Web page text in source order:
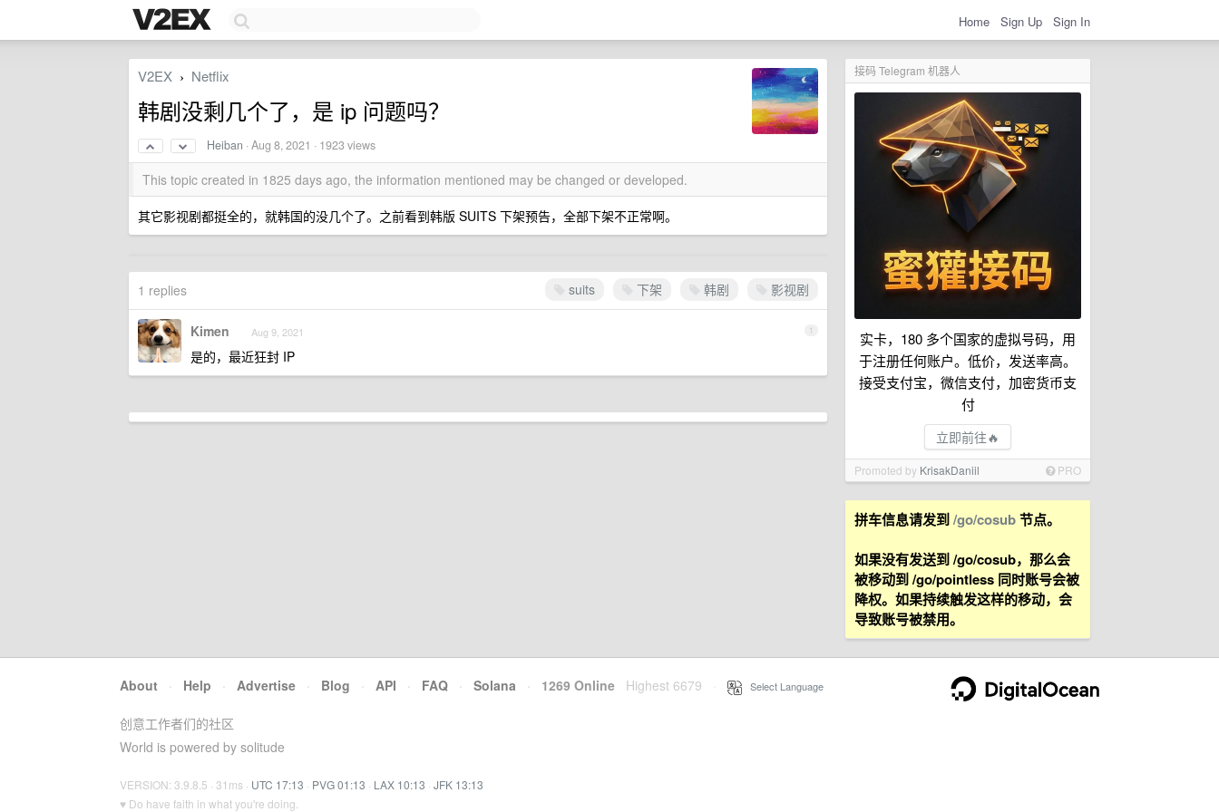
Home Sign Up Sign In
接码 Telegram 机器人
实卡，180 多个国家的虚拟号码，用
于注册任何账户。低价，发送率高。
接受支付宝，微信支付，加密货币支
付
立即前往🔥
Promoted by KrisakDaniil PRO
拼车信息请发到/go/cosub节点。
如果没有发送到 /go/cosub，那么会
被移动到 /go/pointless 同时账号会被
降权。如果持续触发这样的移动，会
导致账号被禁用。
V2EX › Netflix
韩剧没剩几个了，是 ip 问题吗？
Heiban ·Aug 8, 2021 · 1923 views
This topic created in 1825 days ago, the information mentioned may be changed or developed.
其它影视剧都挺全的，就韩国的没几个了。之前看到韩版 SUITS 下架预告，全部下架不正常啊。
suits 下架 韩剧 影视剧
1 replies
1
Kimen Aug 9, 2021
是的，最近狂封 IP
About · Help · Advertise · Blog · API · FAQ · Solana · 1269 Online Highest 6679 Select Language
创意工作者们的社区
World is powered by solitude
VERSION: 3.9.8.5 · 31ms · UTC 17:13 · PVG 01:13 · LAX 10:13 · JFK 13:13
♥ Do have faith in what you're doing.